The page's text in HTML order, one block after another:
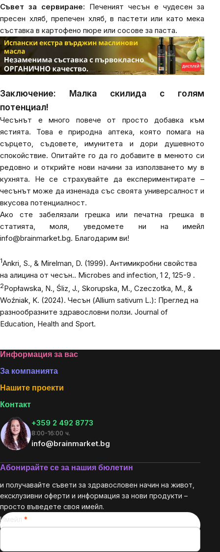
Съвет за сервиране: Печеният чесън е чудесен за
пресен хляб, препечен хляб, в пастети или като мека
съставка в картофено пюре или сосове за паста.
Заключение: Малка скилида с голям
потенциал!
Чесънът е много повече от просто добавка към
ястията. Това е природна аптека, която помага на
сърцето, съдовете, имунитета и дори душевното
спокойствие. Опитайте го да го добавите в менюто си
редовно и открийте нови начини за използването му в
кухнята. Не се страхувайте да експериментирате –
чесънът може да изненада със своята универсалност и
вкусова потенциалност.
Ако сте забелязали грешка или печатна грешка в
статията, моля, уведомете ни на имейл
info@brainmarket.bg. Благодарим ви!
1Ankri, S., & Mirelman, D. (1999). Антимикробни свойства
на алицина от чесън.. Microbes and infection, 1 2, 125-9 .
2Popławska, N., Śliz, J., Skorupska, M., Czeczotka, M., &
Woźniak, K. (2024). Чесън (Allium sativum L.): Преглед на
разнообразните здравословни ползи. Journal of
Education, Health and Sport.
Footer
Информация за вас
За компанията
Нашите проекти
Контакт
+359 2 492 8773
8:00-16:00 ч.
info@brainmarket.bg
Абонирайте се за нашия бюлетин
и получавайте съвети за здравословен начин на живот,
ексклузивни оферти и информация за нови продукти –
просто въведете своя имейл.
Имейл